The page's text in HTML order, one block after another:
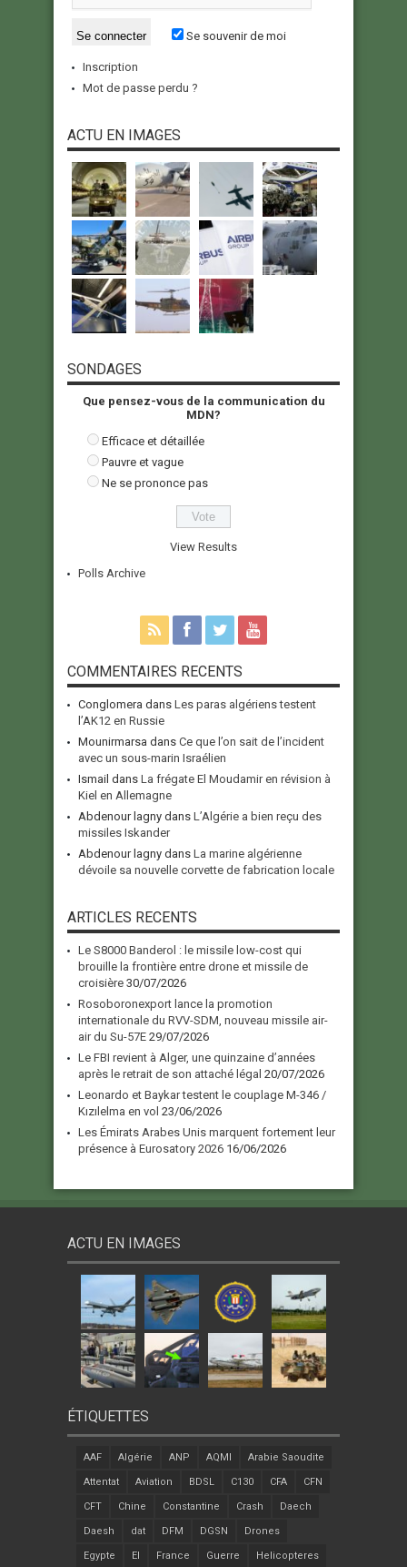
Se souvenir de moi
Inscription
Mot de passe perdu ?
ACTU EN IMAGES
SONDAGES
Que pensez-vous de la communication du
MDN?
Efficace et détaillée
Pauvre et vague
Ne se prononce pas
View Results
Polls Archive
COMMENTAIRES RECENTS
Conglomera dans Les paras algériens testent
l’AK12 en Russie
Mounirmarsa dans Ce que l’on sait de l’incident
avec un sous-marin Israélien
Ismail dans La frégate El Moudamir en révision à
Kiel en Allemagne
Abdenour lagny dans L’Algérie a bien reçu des
missiles Iskander
Abdenour lagny dans La marine algérienne
dévoile sa nouvelle corvette de fabrication locale
ARTICLES RECENTS
Le S8000 Banderol : le missile low-cost qui
brouille la frontière entre drone et missile de
croisière 30/07/2026
Rosoboronexport lance la promotion
internationale du RVV-SDM, nouveau missile air-
air du Su-57E 29/07/2026
Le FBI revient à Alger, une quinzaine d’années
après le retrait de son attaché légal 20/07/2026
Leonardo et Baykar testent le couplage M-346 /
Kızılelma en vol 23/06/2026
Les Émirats Arabes Unis marquent fortement leur
présence à Eurosatory 2026 16/06/2026
ACTU EN IMAGES
ÉTIQUETTES
AAF Algérie ANP AQMI Arabie Saoudite
Attentat Aviation BDSL C130 CFA CFN
CFT Chine Constantine Crash Daech
Daesh dat DFM DGSN Drones
Egypte EI France Guerre Helicopteres